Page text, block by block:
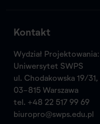
Kontakt
Wydział Projektowania:
Uniwersytet SWPS
ul. Chodakowska 19/
03-815 Warszawa
tel. +48 22 517 99 69
biuropro@swps.edu.pl